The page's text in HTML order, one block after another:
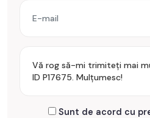
Sunt de acord cu